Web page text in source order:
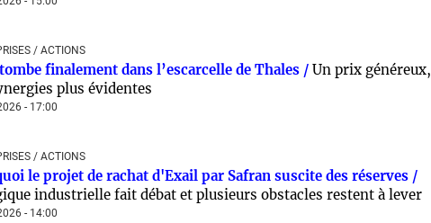
/ ACTIONS
finalement dans l’escarcelle de Thales / Un prix généreux,
plus évidentes
- 17:00
/ ACTIONS
le projet de rachat d'Exail par Safran suscite des réserves /
industrielle fait débat et plusieurs obstacles restent à lever
- 14:00